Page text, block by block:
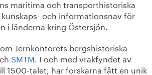
maritima och transporthistoriska
och informationsnav för
i länderna kring Östersjön.
Jernkontorets bergshistoriska
SMTM. I och med vrakfyndet av
1500-talet, har forskarna fått en unik